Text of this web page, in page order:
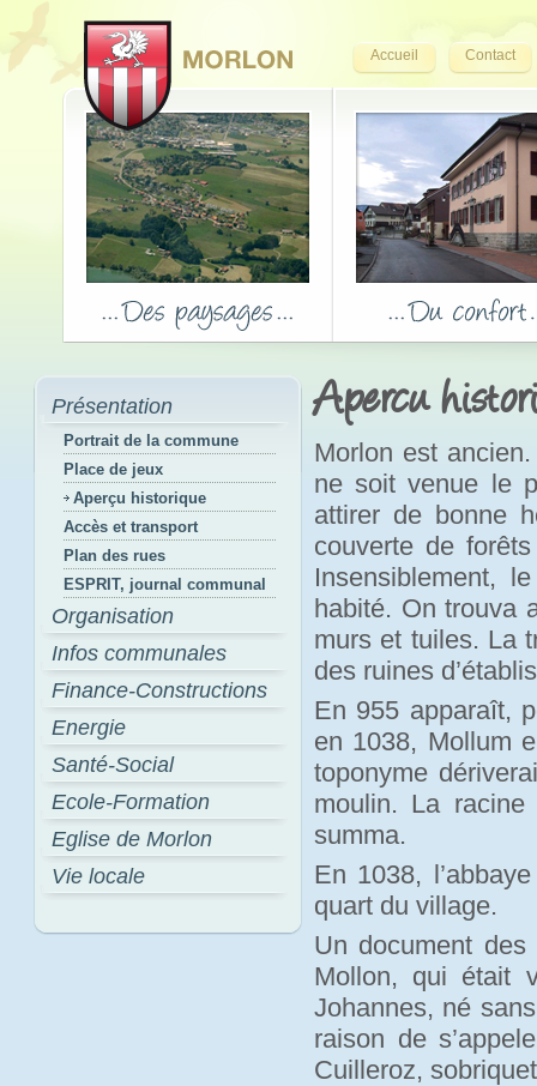
Accueil Contact
Présentation
Portrait de la commune
Place de jeux
Aperçu historique
Accès et transport
Plan des rues
ESPRIT, journal communal
Organisation
Infos communales
Finance-Constructions
Energie
Santé-Social
Ecole-Formation
Eglise de Morlon
Vie locale
Apercu
Morlon est
ne soit venue le
attirer de bonne
couverte de
Insensiblement,
habité. On trouva
murs et tuiles. La
des ruines
En 955 apparaît,
en 1038, Mollum
toponyme
moulin. La
summa.
En 1038,
quart du village.
Un document des
Mollon, qui était
Johannes, né
raison de
Cuilleroz,